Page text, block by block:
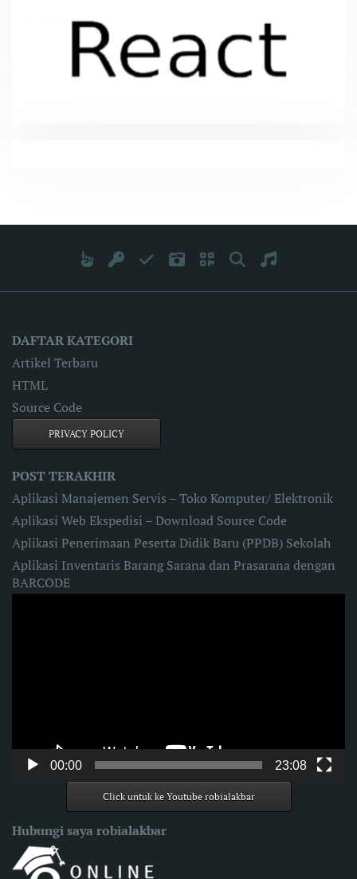
DAFTAR KATEGORI
Artikel Terbaru
HTML
Source Code
PRIVACY POLICY
POST TERAKHIR
Aplikasi Manajemen Servis – Toko Komputer/ Elektronik
Aplikasi Web Ekspedisi – Download Source Code
Aplikasi Penerimaan Peserta Didik Baru (PPDB) Sekolah
Aplikasi Inventaris Barang Sarana dan Prasarana dengan
BARCODE
00:00 23:08
Click untuk ke Youtube robialakbar
Hubungi saya robialakbar